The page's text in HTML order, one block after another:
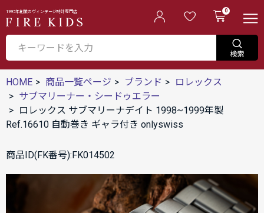
1995年創業のヴィンテージ時計専門店 0
HOME 商品一覧ページ ブランド
ロレックス
サブマリーナー・シードゥエラー
ロレックス サブマリーナデイト 1998~1999年製
Ref.16610 自動巻き ギャラ付き onlyswiss
商品ID(FK番号):FK014502